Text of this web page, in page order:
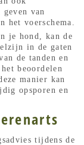
van
het voerschema.
je hond, kan de
in de gaten
de tanden en
beoordelen
manier kan
opsporen en
tijdens de